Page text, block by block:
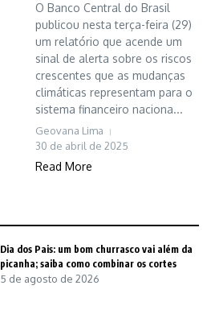
O Banco Central do Brasil
publicou nesta terça-feira (29)
um relatório que acende um
sinal de alerta sobre os riscos
crescentes que as mudanças
climáticas representam para o
sistema financeiro naciona...
Geovana Lima
30 de abril de 2025
Read More
Dia dos Pais: um bom churrasco vai além da
picanha; saiba como combinar os cortes
5 de agosto de 2026